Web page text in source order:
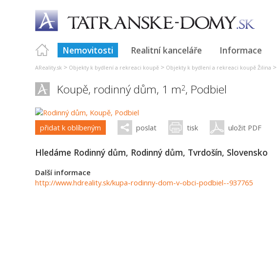
Nemovitosti Realitní kanceláře Informace
AReality.sk > Objekty k bydlení a rekreaci koupě > Objekty k bydlení a rekreaci koupě Žilina >
Koupě, rodinný dům, 1 m2, Podbiel
přidat k oblíbeným poslat tisk uložit PDF
Hledáme Rodinný dům, Rodinný dům, Tvrdošín, Slovensko
Další informace
http://www.hdreality.sk/kupa-rodinny-dom-v-obci-podbiel--937765